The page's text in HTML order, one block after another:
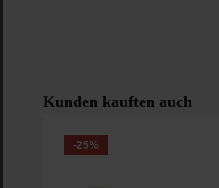
Produktgalerie überspringen
Kunden kauften auch
-25%